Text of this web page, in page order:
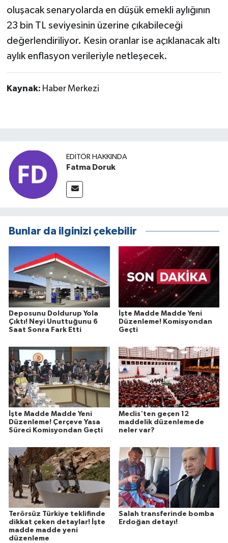
oluşacak senaryolarda en düşük emekli aylığının
23 bin TL seviyesinin üzerine çıkabileceği
değerlendiriliyor. Kesin oranlar ise açıklanacak altı
aylık enflasyon verileriyle netleşecek.
Kaynak: Haber Merkezi
EDITÖR HAKKINDA
Fatma Doruk
Bunlar da ilginizi çekebilir
Deposunu Doldurup Yola
Çıktı! Neyi Unuttuğunu 6
Saat Sonra Fark Etti
İşte Madde Madde Yeni
Düzenleme! Komisyondan
Geçti
İşte Madde Madde Yeni
Düzenleme! Çerçeve Yasa
Süreci Komisyondan Geçti
Meclis'ten geçen 12
maddelik düzenlemede
neler var?
Terörsüz Türkiye teklifinde
dikkat çeken detaylar! İşte
madde madde yeni
düzenleme
Salah transferinde bomba
Erdoğan detayı!